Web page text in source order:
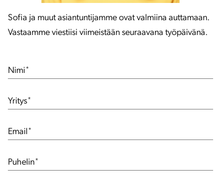
Sofia ja muut asiantuntijamme ovat valmiina auttamaan.
Vastaamme viestiisi viimeistään seuraavana työpäivänä.
Nimi *
Yritys*
Email *
Puhelin*